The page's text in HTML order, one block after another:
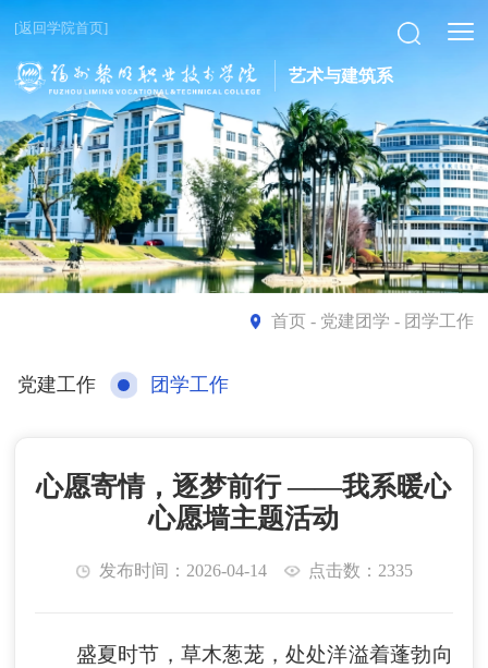
[返回学院首页]
艺术与建筑系
首页- 党建团学 - 团学工作
党建工作 团学工作
心愿寄情，逐梦前行 ——我系暖心
心愿墙主题活动
发布时间：2026-04-14 点击数：2335
盛夏时节，草木葱茏，处处洋溢着蓬勃向